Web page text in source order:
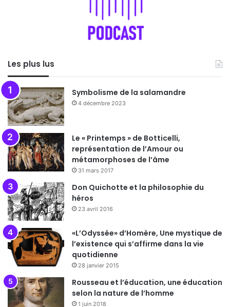
Les plus lus
Symbolisme de la salamandre
4 décembre 2023
Le « Printemps » de Botticelli,
représentation de l’Amour ou
métamorphoses de l’âme
31 mars 2017
Don Quichotte et la philosophie du
héros
23 avril 2016
«L’Odyssée» d’Homère, Une mystique de
l’existence qui s’affirme dans la vie
quotidienne
28 janvier 2015
Rousseau et l’éducation, une éducation
selon la nature de l’homme
1 juin 2018